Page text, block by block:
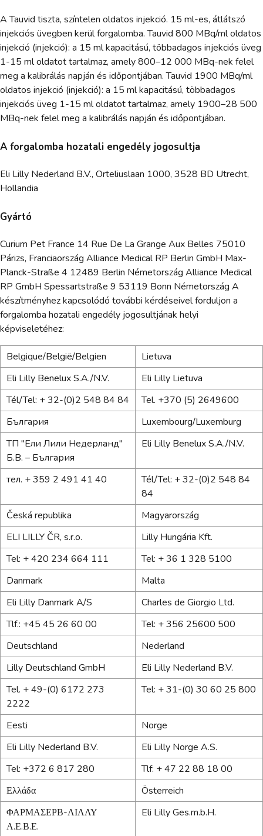
A Tauvid tiszta, színtelen oldatos injekció. 15 ml-es, átlátszó
injekciós üvegben kerül forgalomba. Tauvid 800 MBq/ml oldatos
injekció (injekció): a 15 ml kapacitású, többadagos injekciós üveg
1-15 ml oldatot tartalmaz, amely 800–12 000 MBq-nek felel
meg a kalibrálás napján és időpontjában. Tauvid 1900 MBq/ml
oldatos injekció (injekció): a 15 ml kapacitású, többadagos
injekciós üveg 1-15 ml oldatot tartalmaz, amely 1900–28 500
MBq-nek felel meg a kalibrálás napján és időpontjában.
A forgalomba hozatali engedély jogosultja
Eli Lilly Nederland B.V., Orteliuslaan 1000, 3528 BD Utrecht,
Hollandia
Gyártó
Curium Pet France 14 Rue De La Grange Aux Belles 75010
Párizs, Franciaország Alliance Medical RP Berlin GmbH Max-
Planck-Straße 4 12489 Berlin Németország Alliance Medical
RP GmbH Spessartstraße 9 53119 Bonn Németország A
készítményhez kapcsolódó további kérdéseivel forduljon a
forgalomba hozatali engedély jogosultjának helyi
képviseletéhez:
Belgique/België/Belgien
Lietuva
Eli Lilly Benelux S.A./N.V.
Eli Lilly Lietuva
Tél/Tel: + 32-(0)2 548 84 84
Tel. +370 (5) 2649600
България
Luxembourg/Luxemburg
ТП "Ели Лили Недерланд"
Б.В. – България
Eli Lilly Benelux S.A./N.V.
тел. + 359 2 491 41 40
Tél/Tel: + 32-(0)2 548 84
84
Česká republika
Magyarország
ELI LILLY ČR, s.r.o.
Lilly Hungária Kft.
Tel: + 420 234 664 111
Tel: + 36 1 328 5100
Danmark
Malta
Eli Lilly Danmark A/S
Charles de Giorgio Ltd.
Tlf.: +45 45 26 60 00
Tel: + 356 25600 500
Deutschland
Nederland
Lilly Deutschland GmbH
Eli Lilly Nederland B.V.
Tel. + 49-(0) 6172 273
2222
Tel: + 31-(0) 30 60 25 800
Eesti
Norge
Eli Lilly Nederland B.V.
Eli Lilly Norge A.S.
Tel: +372 6 817 280
Tlf: + 47 22 88 18 00
Ελλάδα
Österreich
ΦΑΡΜΑΣΕΡΒ-ΛΙΛΛΥ
Α.Ε.Β.Ε.
Eli Lilly Ges.m.b.H.